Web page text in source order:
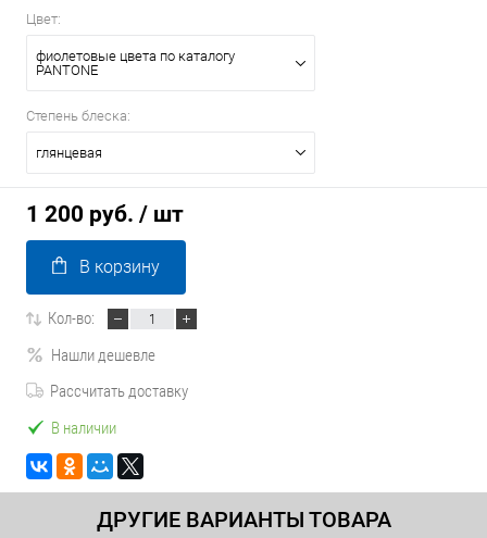
Цвет:
фиолетовые цвета по каталогу
PANTONE
Степень блеска:
глянцевая
1 200 руб. / шт
В корзину
Кол-во:
Нашли дешевле
Рассчитать доставку
В наличии
ДРУГИЕ ВАРИАНТЫ ТОВАРА